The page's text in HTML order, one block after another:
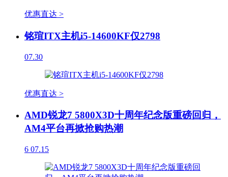
优惠直达 >
铭瑄ITX主机i5-14600KF仅2798
07.30
优惠直达 >
AMD锐龙7 5800X3D十周年纪念版重磅回归，
AM4平台再掀抢购热潮
6 07.15